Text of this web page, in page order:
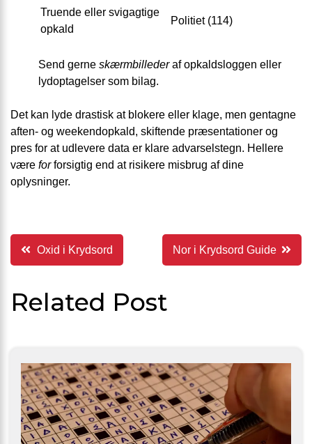
Truende eller svigagtige
opkald
Politiet (114)
Send gerne skærmbillederaf opkaldsloggen eller
lydoptagelser som bilag.
Det kan lyde drastisk at blokere eller klage, men gentagne
aften- og weekendopkald, skiftende præsentationer og
pres for at udlevere data er klare advarselstegn. Hellere
være forforsigtig end at risikere misbrug af dine
oplysninger.
Indlægsnavigation
Oxid i Krydsord Nor i Krydsord Guide
Related Post